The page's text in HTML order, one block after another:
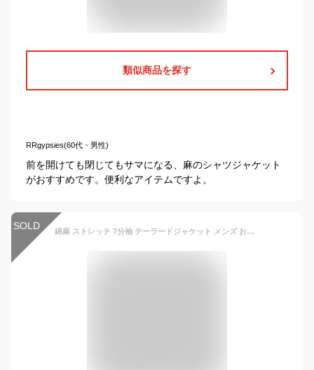
類似商品を探す
RRgypsies(60代・男性)
前を開けても閉じてもサマになる、麻のシャツジャケット
がおすすめです。便利なアイテムですよ。
SOLD 綿麻 ストレッチ 7分袖 テーラードジャケット メンズ おしゃれ カジュアル 春 夏 春物 春夏 サマー 七分袖 アウター ジャケット ブレザー テーラード ライトアウター スプリング スリム 細身 薄手 無地 リネン ブラック 黒 ホワイト 白 ネイビー 紺 ベージュ M L XL